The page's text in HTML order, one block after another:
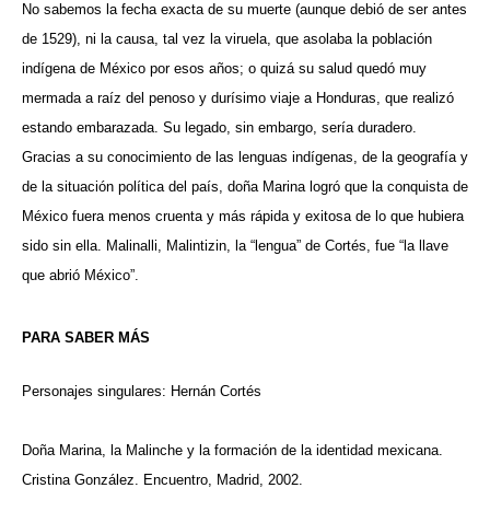
No sabemos la fecha exacta de su muerte (aunque debió de ser antes
de 1529), ni la causa, tal vez la viruela, que asolaba la población
indígena de México por esos años; o quizá su salud quedó muy
mermada a raíz del penoso y durísimo viaje a Honduras, que realizó
estando embarazada. Su legado, sin embargo, sería duradero.
Gracias a su conocimiento de las lenguas indígenas, de la geografía y
de la situación política del país, doña Marina logró que la conquista de
México fuera menos cruenta y más rápida y exitosa de lo que hubiera
sido sin ella. Malinalli, Malintizin, la “lengua” de Cortés, fue “la llave
que abrió México”.
PARA SABER MÁS
Personajes singulares: Hernán Cortés
Doña Marina, la Malinche y la formación de la identidad mexicana.
Cristina González. Encuentro, Madrid, 2002.